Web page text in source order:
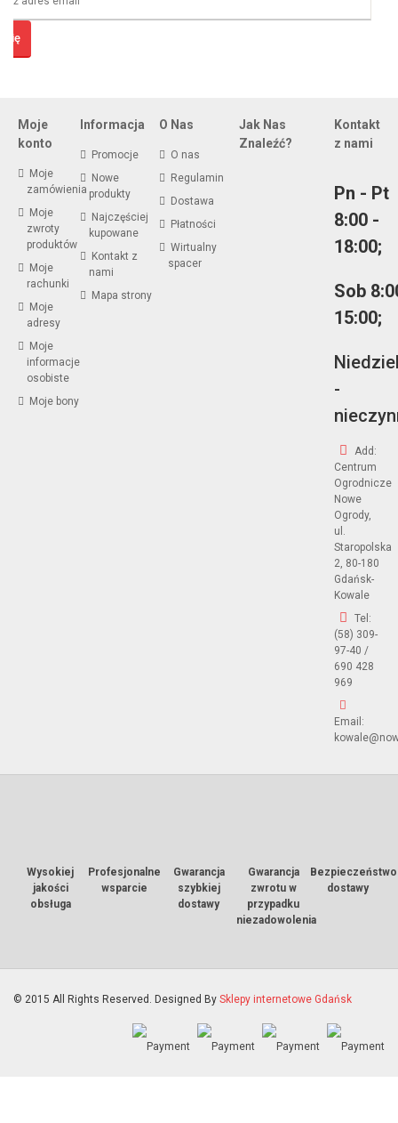
Się
Moje
konto
Moje
zamówienia
Moje
zwroty
produktów
Moje
rachunki
Moje
adresy
Moje
informacje
osobiste
Moje bony
Informacja
Promocje
Nowe
produkty
Najczęściej
kupowane
Kontakt z
nami
Mapa strony
O Nas
O nas
Regulamin
Dostawa
Płatności
Wirtualny
spacer
Jak Nas
Znaleźć?
Kontakt
z nami
Pn - Pt
8:00 -
18:00;
Sob
15:00;
-
Add:
Centrum
Ogrodnicze
Nowe
Ogrody,
ul.
Staropolska
2, 80-180
Gdańsk-
Kowale
Tel:
(58) 309-
97-40 /
690 428
969
Email:
Wysokiej
jakości
obsługa
Profesjonalne
wsparcie
Gwarancja
szybkiej
dostawy
Gwarancja
zwrotu w
przypadku
niezadowolenia
Bezpieczeństwo
dostawy
© 2015 All Rights Reserved. Designed By Sklepy internetowe Gdańsk